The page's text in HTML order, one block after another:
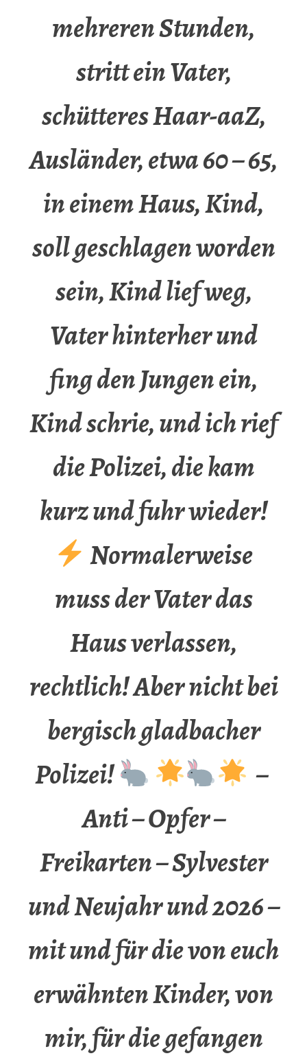
mehreren Stunden,
stritt ein Vater,
schütteres Haar-aaZ,
Ausländer, etwa 60 – 65,
in einem Haus, Kind,
soll geschlagen worden
sein, Kind lief weg,
Vater hinterher und
fing den Jungen ein,
Kind schrie, und ich rief
die Polizei, die kam
kurz und fuhr wieder!
Normalerweise
muss der Vater das
Haus verlassen,
rechtlich! Aber nicht bei
bergisch gladbacher
Polizei!
–
Anti – Opfer –
Freikarten – Sylvester
und Neujahr und 2026 –
mit und für die von euch
erwähnten Kinder, von
mir, für die gefangen